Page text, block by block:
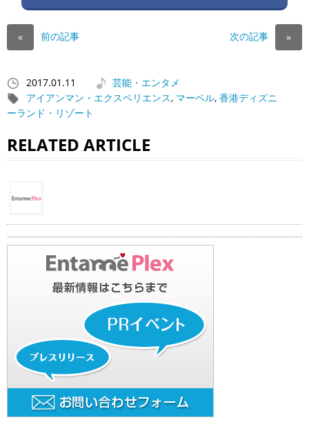
« 前の記事 次の記事 »
2017.01.11
芸能・エンタメ
アイアンマン・エクスペリエンス, マーベル, 香港ディズニ
ーランド・リゾート
RELATED ARTICLE